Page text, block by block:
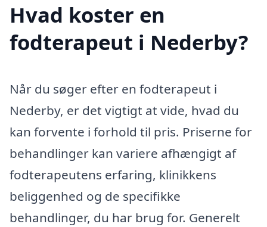
Hvad koster en
fodterapeut i Nederby?
Når du søger efter en fodterapeut i
Nederby, er det vigtigt at vide, hvad du
kan forvente i forhold til pris. Priserne for
behandlinger kan variere afhængigt af
fodterapeutens erfaring, klinikkens
beliggenhed og de specifikke
behandlinger, du har brug for. Generelt